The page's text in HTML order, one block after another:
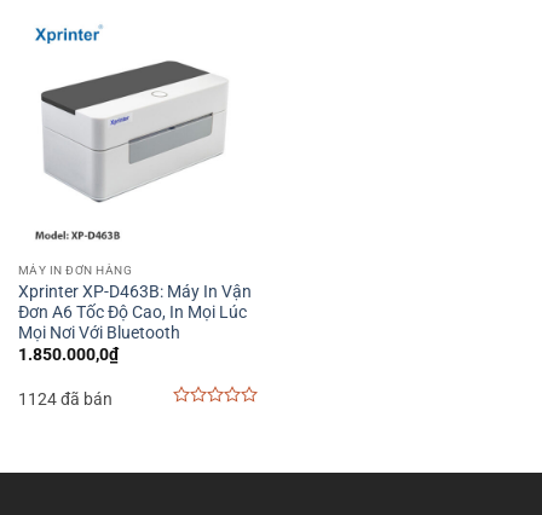
MÁY IN ĐƠN HÀNG
Xprinter XP-D463B: Máy In Vận
Đơn A6 Tốc Độ Cao, In Mọi Lúc
Mọi Nơi Với Bluetooth
1.850.000,0₫
1124 đã bán
5